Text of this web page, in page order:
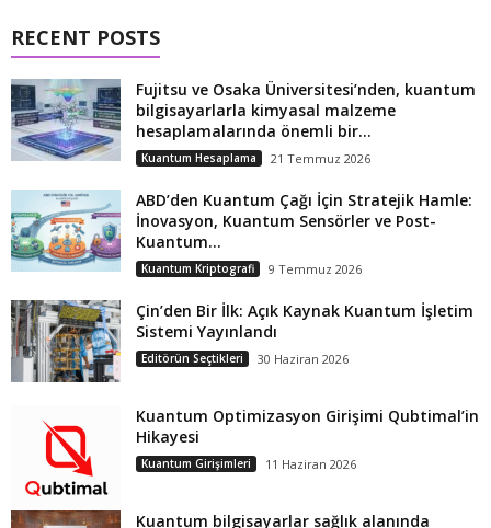
RECENT POSTS
Fujitsu ve Osaka Üniversitesi’nden, kuantum
bilgisayarlarla kimyasal malzeme
hesaplamalarında önemli bir...
Kuantum Hesaplama 21 Temmuz 2026
ABD’den Kuantum Çağı İçin Stratejik Hamle:
İnovasyon, Kuantum Sensörler ve Post-
Kuantum...
Kuantum Kriptografi 9 Temmuz 2026
Çin’den Bir İlk: Açık Kaynak Kuantum İşletim
Sistemi Yayınlandı
Editörün Seçtikleri 30 Haziran 2026
Kuantum Optimizasyon Girişimi Qubtimal’in
Hikayesi
Kuantum Girişimleri 11 Haziran 2026
Kuantum bilgisayarlar sağlık alanında